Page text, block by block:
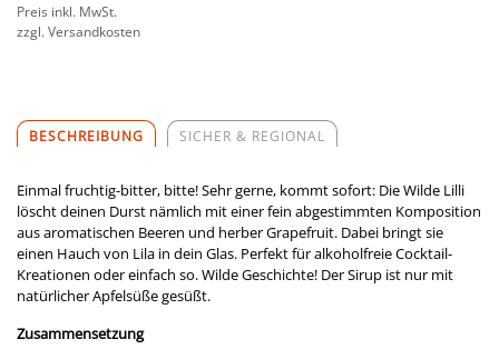
Preis inkl. MwSt.
zzgl. Versandkosten
BESCHREIBUNG SICHER & REGIONAL
Einmal fruchtig-bitter, bitte! Sehr gerne, kommt sofort: Die Wilde Lilli
löscht deinen Durst nämlich mit einer fein abgestimmten Komposition
aus aromatischen Beeren und herber Grapefruit. Dabei bringt sie
einen Hauch von Lila in dein Glas. Perfekt für alkoholfreie Cocktail-
Kreationen oder einfach so. Wilde Geschichte! Der Sirup ist nur mit
natürlicher Apfelsüße gesüßt.
Zusammensetzung